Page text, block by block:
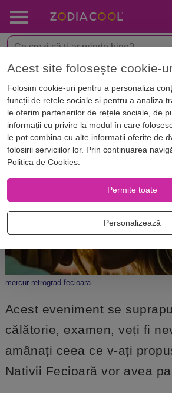
Acasă Blog Horoscop. Zodii
Impactul lui Mercur
Săgetător va fi
FECIOARĂ
mercur retrograd fecioara
Acest eveniment se
călătorie, examen, veți fi
amânați ceea ce v-ați
Nativii Fecioară vor avea
Acest site folosește cookie-
Folosim cookie-uri pentru a personaliza
funcții de rețele sociale și pentru a analiza
le oferim partenerilor de rețele sociale, de
informații cu privire la modul în care
le pot combina cu alte informații oferite de
folosirii serviciilor lor. Prin continuarea
Politica de Cookies.
Permite toate
Personalizează